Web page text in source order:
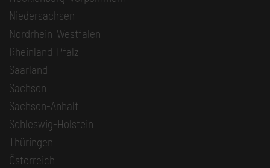
Niedersachsen
Nordrhein-Westfalen
Rheinland-Pfalz
Saarland
Sachsen
Sachsen-Anhalt
Schleswig-Holstein
Thüringen
Österreich